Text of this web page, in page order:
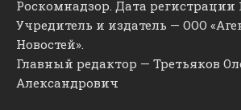
Роскомнадзор. Дата регистрации
Учредитель и издатель — ООО
Новостей».
Главный редактор — Третьяков
Александрович